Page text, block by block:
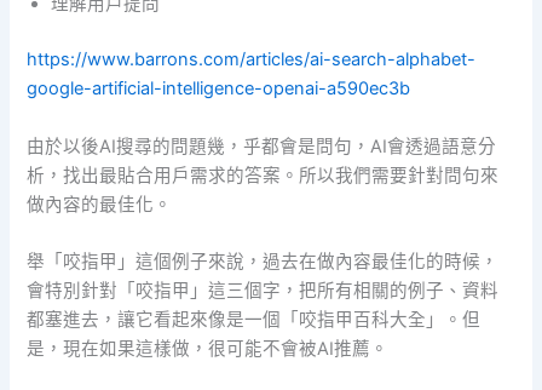
https://www.barrons.com/articles/ai-search-alphabet-
google-artificial-intelligence-openai-a590ec3b
由於以後AI搜尋的問題幾，乎都會是問句，AI會透過語意分
析，找出最貼合用戶需求的答案。所以我們需要針對問句來
做內容的最佳化。
舉「咬指甲」這個例子來說，過去在做內容最佳化的時候，
會特別針對「咬指甲」這三個字，把所有相關的例子、資料
都塞進去，讓它看起來像是一個「咬指甲百科大全」。但
是，現在如果這樣做，很可能不會被AI推薦。